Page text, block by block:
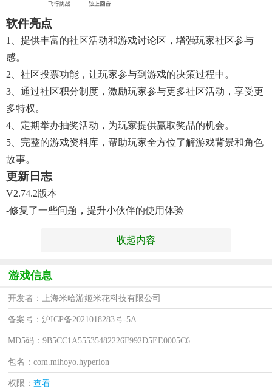
软件亮点
1、提供丰富的社区活动和游戏讨论区，增强玩家社区参与
感。
2、社区投票功能，让玩家参与到游戏的决策过程中。
3、通过社区积分制度，激励玩家参与更多社区活动，享受更
多特权。
4、定期举办抽奖活动，为玩家提供赢取奖品的机会。
5、完整的游戏资料库，帮助玩家全方位了解游戏背景和角色
故事。
更新日志
V2.74.2版本
-修复了一些问题，提升小伙伴的使用体验
收起内容
游戏信息
开发者：上海米哈游姬米花科技有限公司
备案号：沪ICP备2021018283号-5A
MD5码：9B5CC1A55535482226F992D5EE0005C6
包名：com.mihoyo.hyperion
权限：查看